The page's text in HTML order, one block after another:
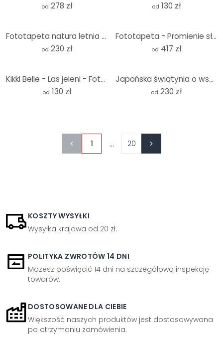
od 278 zł od 130 zł
Fototapeta natura letnia łąka z rumiankiem - Annie
od 230 zł
Fototapeta - Promienie słońca w żółtym lesie
od 417 zł
Kikki Belle - Las jeleni - Fototapeta okrągła - tapeta flizelinowa/tapeta flizelinowa samoprzylepna
od 130 zł
Japońska świątynia o wschodzie słońca | Fototapeta azjatycka - Roze
od 230 zł
1 ... 20
KOSZTY WYSYŁKI
Wysyłka krajowa od 20 zł.
POLITYKA ZWROTÓW 14 DNI
Możesz poświęcić 14 dni na szczegółową inspekcję
towarów.
DOSTOSOWANE DLA CIEBIE
Większość naszych produktów jest dostosowywana
po otrzymaniu zamówienia.